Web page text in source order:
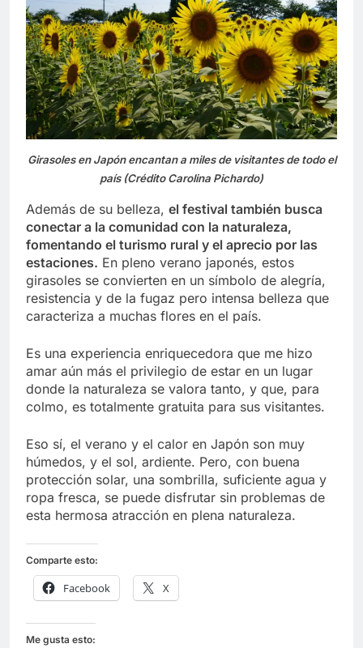
Girasoles en Japón encantan a miles de visitantes de todo el
país (Crédito Carolina Pichardo)
Además de su belleza, el festival también busca
conectar a la comunidad con la naturaleza,
fomentando el turismo rural y el aprecio por las
estaciones. En pleno verano japonés, estos
girasoles se convierten en un símbolo de alegría,
resistencia y de la fugaz pero intensa belleza que
caracteriza a muchas flores en el país.
Es una experiencia enriquecedora que me hizo
amar aún más el privilegio de estar en un lugar
donde la naturaleza se valora tanto, y que, para
colmo, es totalmente gratuita para sus visitantes.
Eso sí, el verano y el calor en Japón son muy
húmedos, y el sol, ardiente. Pero, con buena
protección solar, una sombrilla, suficiente agua y
ropa fresca, se puede disfrutar sin problemas de
esta hermosa atracción en plena naturaleza.
Comparte esto:
Facebook X
Me gusta esto: